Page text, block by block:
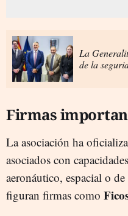
La
de la
Firmas
La asociación ha
asociados con
aeronáutico, espacial o
figuran firmas como